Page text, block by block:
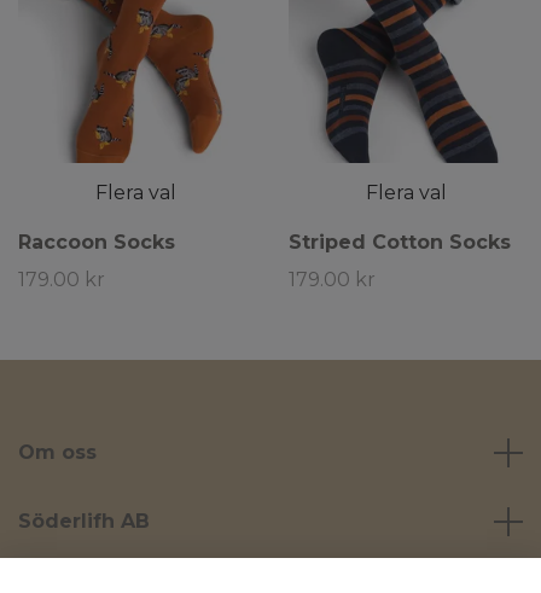
Flera val
Raccoon Socks
179.00 kr
Flera val
Striped Cotton Socks
179.00 kr
Om oss
Söderlifh AB